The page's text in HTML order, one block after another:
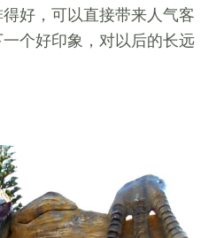
好，可以直接带来人气客
个好印象，对以后的长远